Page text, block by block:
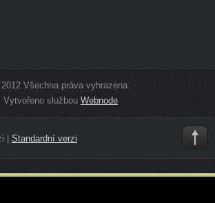
Všechna práva vyhrazena.
Vytvořeno službouWebnode
Standardní verzi